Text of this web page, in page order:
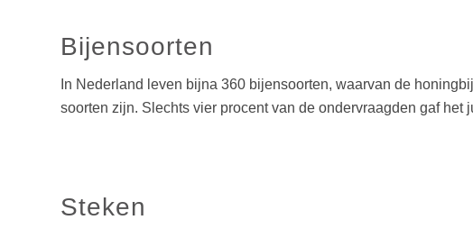
Bijensoorten
In Nederland leven bijna 360 bijensoorten, waarvan de
soorten zijn. Slechts vier procent van de ondervraagden gaf
Steken